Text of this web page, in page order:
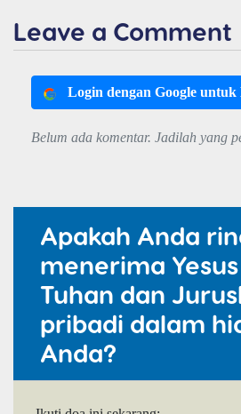
Leave a Comment
Login dengan Google
Belum ada komentar. Jadilah yang
Apakah Anda
menerima
Tuhan dan
pribadi dalam
Anda?